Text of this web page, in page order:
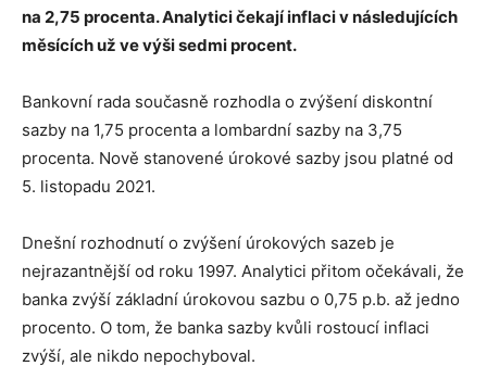
na 2,75 procenta. Analytici čekají inflaci v následujících
měsících už ve výši sedmi procent.
Bankovní rada současně rozhodla o zvýšení diskontní
sazby na 1,75 procenta a lombardní sazby na 3,75
procenta. Nově stanovené úrokové sazby jsou platné od
5. listopadu 2021.
Dnešní rozhodnutí o zvýšení úrokových sazeb je
nejrazantnější od roku 1997. Analytici přitom očekávali, že
banka zvýší základní úrokovou sazbu o 0,75 p.b. až jedno
procento. O tom, že banka sazby kvůli rostoucí inflaci
zvýší, ale nikdo nepochyboval.